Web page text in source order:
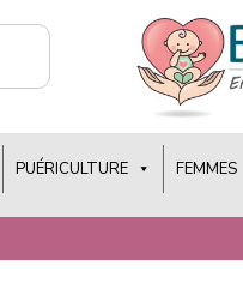
PUÉRICULTURE FEMMES